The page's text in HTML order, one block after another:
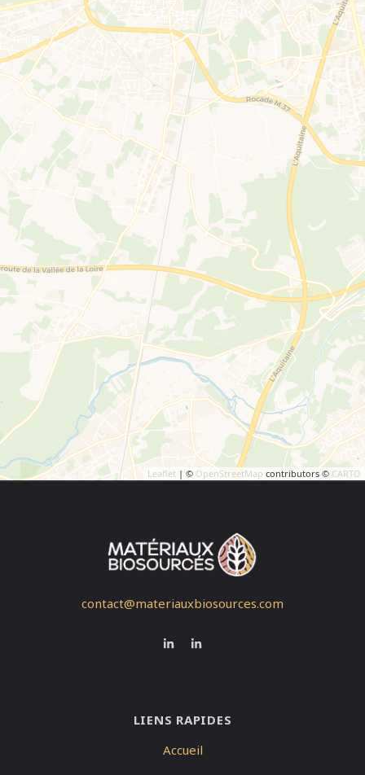
Leaflet | © OpenStreetMap contributors © CARTO
contact@materiauxbiosources.com
LIENS RAPIDES
Accueil